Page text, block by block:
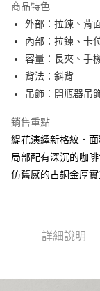
Apple Pay
街口支付
悠遊付
大哥付你分期
相關說明
1.本服務由台灣大哥
2.付款方式選擇「大
流程，驗證手機門號
成交易。
法說明評估內容。
【繳款方式說明】
2.透過簡訊連結打開
AFTEE先享後付
相關說明
【關於「AFTEE先享
３．安心：先確認商
全家取貨付款
商品特色
外部：拉鍊、背
內部：拉鍊、卡
容量：長夾、手
背法：斜背
吊飾：開瓶器吊
銷售重點
緹花演繹新格紋．
局部配有深沉的咖
仿舊感的古銅金厚
詳細說明